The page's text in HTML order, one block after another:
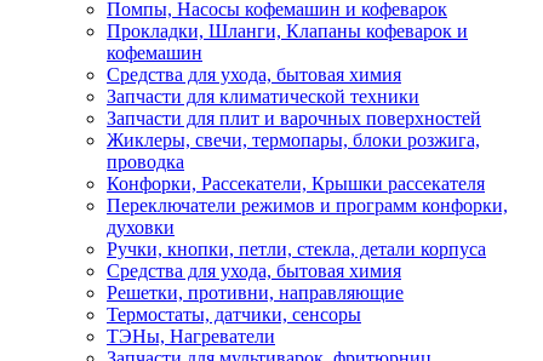
Помпы, Насосы кофемашин и кофеварок
Прокладки, Шланги, Клапаны кофеварок и
кофемашин
Средства для ухода, бытовая химия
Запчасти для климатической техники
Запчасти для плит и варочных поверхностей
Жиклеры, свечи, термопары, блоки розжига,
проводка
Конфорки, Рассекатели, Крышки рассекателя
Переключатели режимов и программ конфорки,
духовки
Ручки, кнопки, петли, стекла, детали корпуса
Средства для ухода, бытовая химия
Решетки, противни, направляющие
Термостаты, датчики, сенсоры
ТЭНы, Нагреватели